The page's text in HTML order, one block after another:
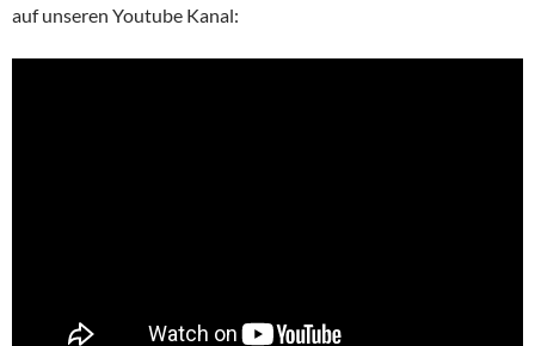
auf unseren Youtube Kanal: